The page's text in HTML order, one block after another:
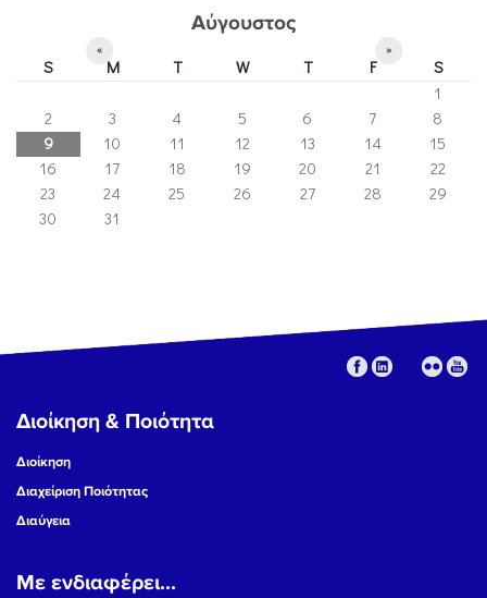
Αύγουστος
« »
S M T W T F
S
1
2
3 4 5 6 7
8
9
10 11 12 13 14
15
16
17 18 19 20 21
22
23
24 25 26 27 28
29
30
31
Διοίκηση & Ποιότητα
Διοίκηση
Διαχείριση Ποιότητας
Διαύγεια
Με ενδιαφέρει...